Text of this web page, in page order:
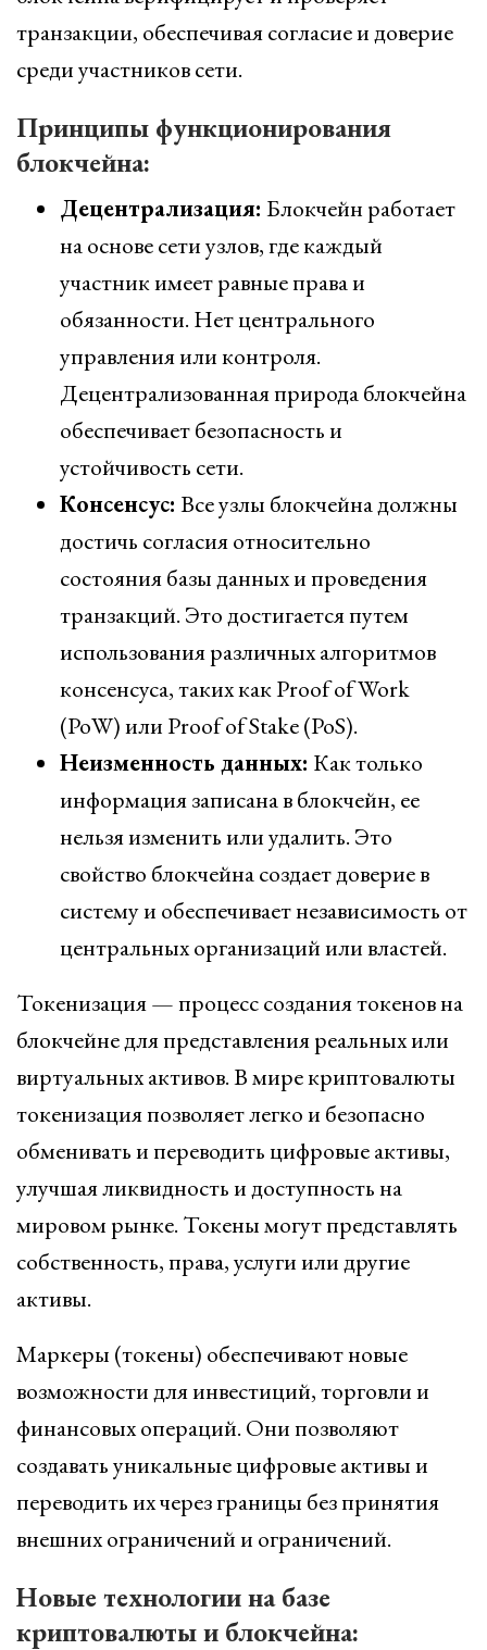
транзакции, обеспечивая согласие и доверие
среди участников сети.
Принципы функционирования
блокчейна:
Децентрализация: Блокчейн работает
на основе сети узлов, где каждый
участник имеет равные права и
обязанности. Нет центрального
управления или контроля.
Децентрализованная природа блокчейна
обеспечивает безопасность и
устойчивость сети.
Консенсус: Все узлы блокчейна должны
достичь согласия относительно
состояния базы данных и проведения
транзакций. Это достигается путем
использования различных алгоритмов
консенсуса, таких как Proof of Work
(PoW) или Proof of Stake (PoS).
Неизменность данных: Как только
информация записана в блокчейн, ее
нельзя изменить или удалить. Это
свойство блокчейна создает доверие в
систему и обеспечивает независимость от
центральных организаций или властей.
Токенизация — процесс создания токенов на
блокчейне для представления реальных или
виртуальных активов. В мире криптовалюты
токенизация позволяет легко и безопасно
обменивать и переводить цифровые активы,
улучшая ликвидность и доступность на
мировом рынке. Токены могут представлять
собственность, права, услуги или другие
активы.
Маркеры (токены) обеспечивают новые
возможности для инвестиций, торговли и
финансовых операций. Они позволяют
создавать уникальные цифровые активы и
переводить их через границы без принятия
внешних ограничений и ограничений.
Новые технологии на базе
криптовалюты и блокчейна: